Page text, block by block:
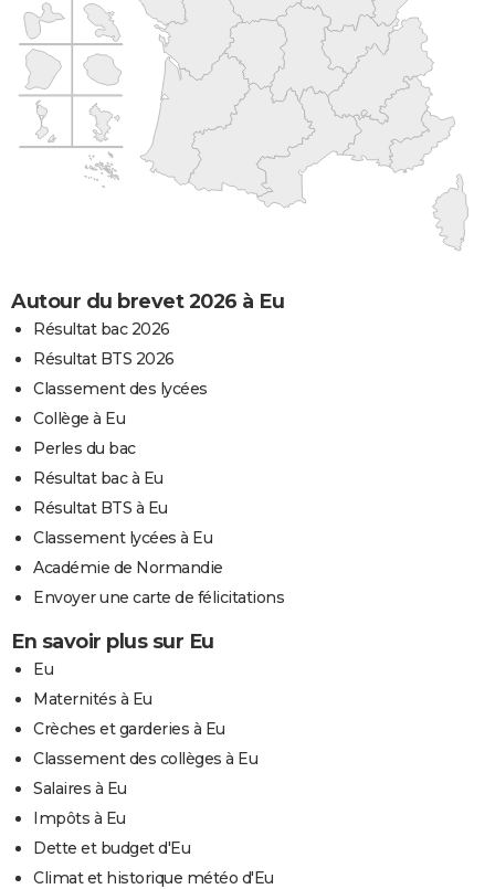
Autour du brevet 2026 à Eu
Résultat bac 2026
Résultat BTS 2026
Classement des lycées
Collège à Eu
Perles du bac
Résultat bac à Eu
Résultat BTS à Eu
Classement lycées à Eu
Académie de Normandie
Envoyer une carte de félicitations
En savoir plus sur Eu
Eu
Maternités à Eu
Crèches et garderies à Eu
Classement des collèges à Eu
Salaires à Eu
Impôts à Eu
Dette et budget d'Eu
Climat et historique météo d'Eu